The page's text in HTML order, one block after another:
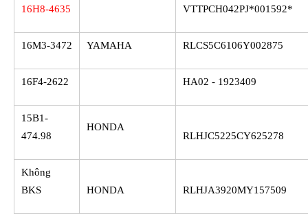
16H8-4635 VTTPCH042PJ*001592*
16M3-3472 YAMAHA RLCS5C6106Y002875
16F4-2622 HA02 - 1923409
15B1-
474.98
HONDA
RLHJC5225CY625278
Không
BKS
HONDA RLHJA3920MY157509